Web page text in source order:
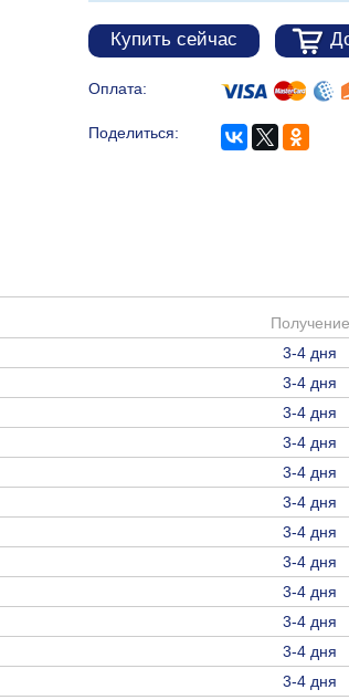
Купить сейчас
Оплата:
Поделиться:
Получение
3-4 дня
3-4 дня
3-4 дня
3-4 дня
3-4 дня
3-4 дня
3-4 дня
3-4 дня
3-4 дня
3-4 дня
3-4 дня
3-4 дня